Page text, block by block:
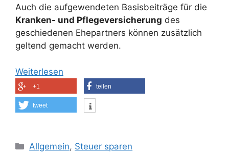
Auch die aufgewendeten Basisbeiträge für die
Kranken- und Pflegeversicherung des
geschiedenen Ehepartners können zusätzlich
geltend gemacht werden.
Weiterlesen
+1 teilen
tweet
Kategorien
Allgemein, Steuer sparen